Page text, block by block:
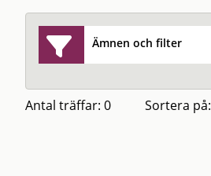
Ämnen och filter
Antal träffar: 0 Sortera på: